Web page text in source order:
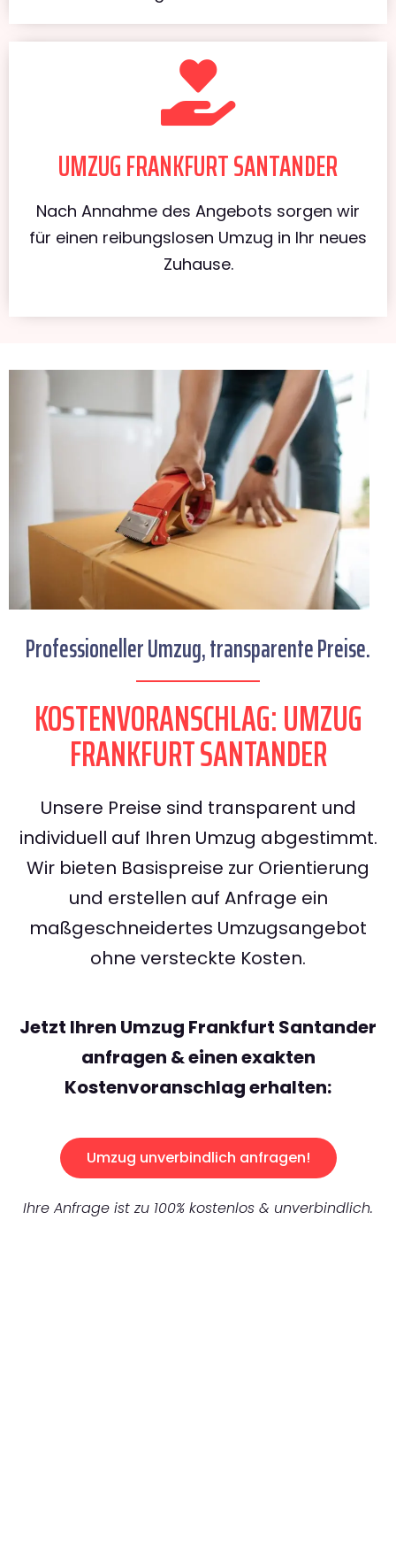
UMZUG FRANKFURT SANTANDER
Nach Annahme des Angebots sorgen wir
für einen reibungslosen Umzug in Ihr neues
Zuhause.
Professioneller Umzug, transparente Preise.
KOSTENVORANSCHLAG: UMZUG
FRANKFURT SANTANDER
Unsere Preise sind transparent und
individuell auf Ihren Umzug abgestimmt.
Wir bieten Basispreise zur Orientierung
und erstellen auf Anfrage ein
maßgeschneidertes Umzugsangebot
ohne versteckte Kosten.
Jetzt Ihren Umzug Frankfurt Santander
anfragen & einen exakten
Kostenvoranschlag erhalten:
Umzug unverbindlich anfragen!
Ihre Anfrage ist zu 100% kostenlos & unverbindlich.